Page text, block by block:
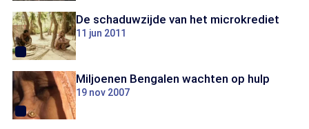
De schaduwzijde van het microkrediet
11 jun 2011
Miljoenen Bengalen wachten op hulp
19 nov 2007